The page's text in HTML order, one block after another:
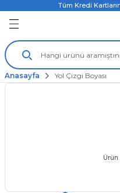
Tüm Kredi
Anasayfa Yol Çizgi Boyası
Ürün